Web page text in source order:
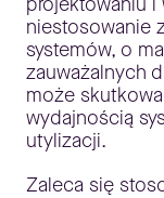
niestosowanie
systemów, o
zauważalnych
może
wydajnością
utylizacji.
Zaleca się